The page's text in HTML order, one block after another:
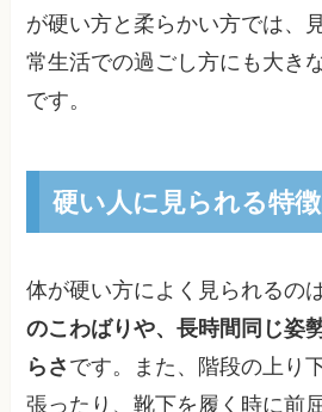
が硬い方と柔らかい方では、
常生活での過ごし方にも大き
です。
硬い人に見られる特
体が硬い方によく見られるの
のこわばりや、長時間同じ姿
らさ です。また、階段の上り
張ったり、靴下を履く時に前